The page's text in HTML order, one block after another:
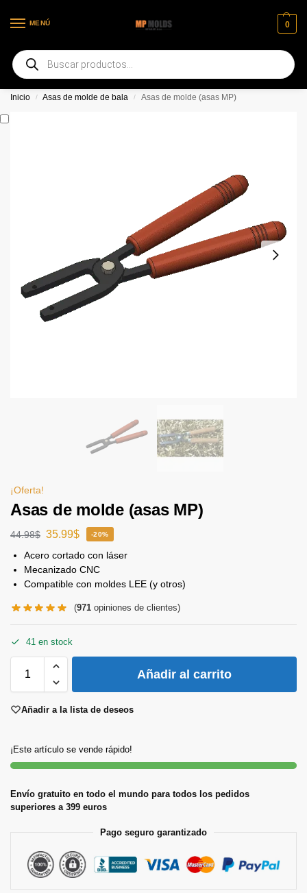
MENÚ 0
Bienvenido a nuestra nueva página web
Inicio / Asas de molde de bala / Asas de molde (asas MP)
¡Oferta!
Asas de molde (asas MP)
44.98$ 35.99$ -20%
Acero cortado con láser
Mecanizado CNC
Compatible con moldes LEE (y otros)
(971 opiniones de clientes)
41 en stock
Añadir al carrito
Añadir a la lista de deseos
¡Este artículo se vende rápido!
Envío gratuito en todo el mundo para todos los pedidos
superiores a 399 euros
Pago seguro garantizado